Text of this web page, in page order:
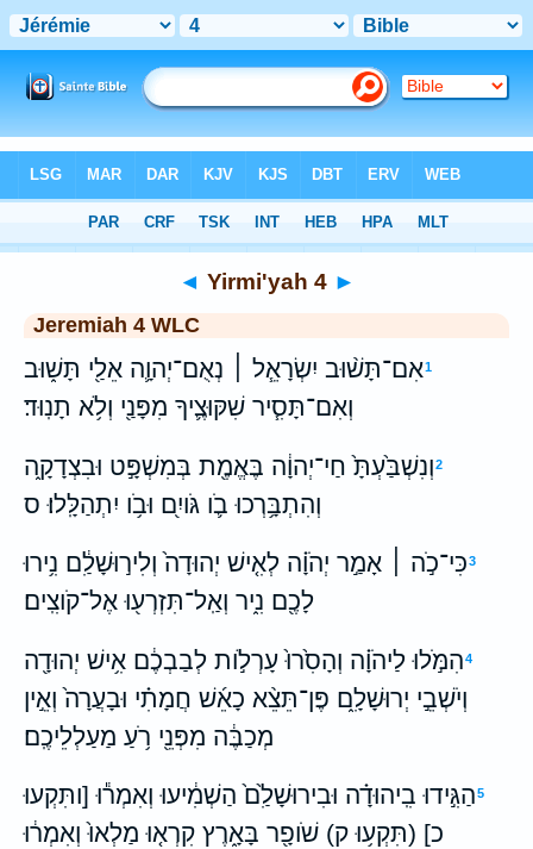
> Yirmi'yah 4
◄ Yirmi'yah 4 ►
Jeremiah 4 WLC
1אִם־תָּשׁ֨וּב יִשְׂרָאֵ֧ל ׀ נְאֻם־יְהוָ֛ה אֵלַ֖י תָּשׁ֑וּב
וְאִם־תָּסִ֧יר שִׁקּוּצֶ֛יךָ מִפָּנַ֖י וְלֹ֥א תָנֽוּד׃
2וְנִשְׁבַּ֙עְתָּ֙ חַי־יְהוָ֔ה בֶּאֱמֶ֖ת בְּמִשְׁפָּ֣ט וּבִצְדָקָ֑ה
וְהִתְבָּ֥רְכוּ בֹ֛ו גֹּויִ֖ם וּבֹ֥ו יִתְהַלָּֽלוּ׃ ס
3כִּי־כֹ֣ה ׀ אָמַ֣ר יְהֹוָ֗ה לְאִ֤ישׁ יְהוּדָה֙ וְלִיר֣וּשָׁלִַ֔ם נִ֥ירוּ
לָכֶ֖ם נִ֑יר וְאַֽל־תִּזְרְע֖וּ אֶל־קֹוצִֽים׃
4הִמֹּ֣לוּ לַיהֹוָ֗ה וְהָסִ֙רוּ֙ עָרְלֹ֣ות לְבַבְכֶ֔ם אִ֥ישׁ יְהוּדָ֖ה
וְיֹשְׁבֵ֣י יְרוּשָׁלִָ֑ם פֶּן־תֵּצֵ֨א כָאֵ֜שׁ חֲמָתִ֗י וּבָעֲרָה֙ וְאֵ֣ין
מְכַבֶּ֔ה מִפְּנֵ֖י רֹ֥עַ מַעַלְלֵיכֶֽם׃
5הַגִּ֣ידוּ בִֽיהוּדָ֗ה וּבִירוּשָׁלִַ֙ם֙ הַשְׁמִ֔יעוּ וְאִמְר֕וּ [ותִּקְעוּ
כ] (תִּקְע֥וּ ק) שֹׁופָ֖ר בָּאָ֑רֶץ קִרְא֤וּ מַלְאוּ֙ וְאִמְר֔וּ